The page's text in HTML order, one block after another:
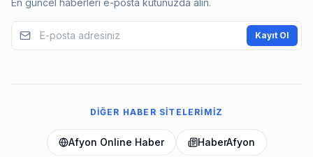
En güncel haberleri e-posta kutunuzda alın.
Kayıt Ol
DIĞER HABER SITELERIMIZ
Afyon Online Haber HaberAfyon